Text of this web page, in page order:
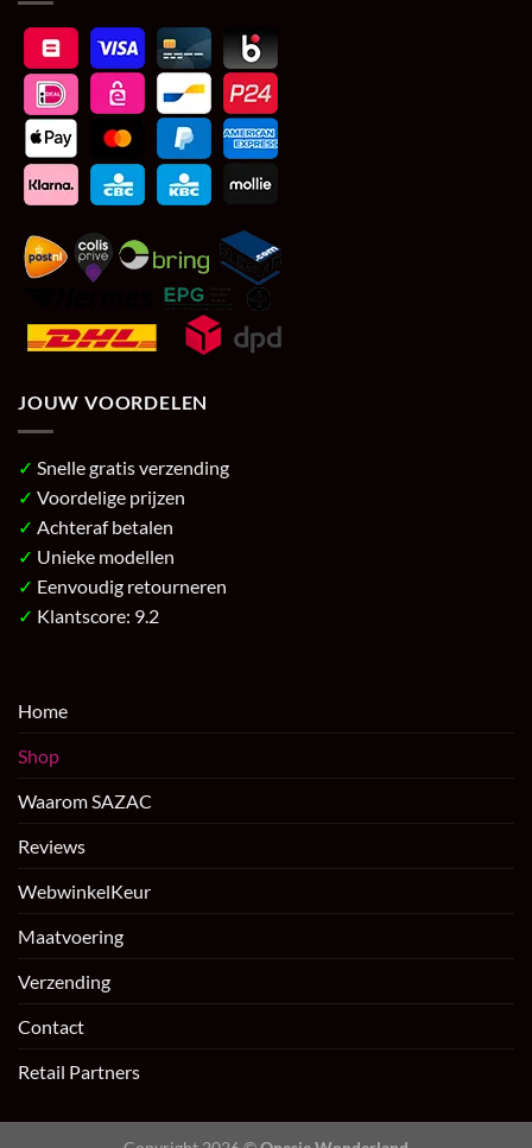
JOUW VOORDELEN
✓ Snelle gratis verzending
✓ Voordelige prijzen
✓ Achteraf betalen
✓ Unieke modellen
✓ Eenvoudig retourneren
✓ Klantscore: 9.2
Home
Shop
Waarom SAZAC
Reviews
WebwinkelKeur
Maatvoering
Verzending
Contact
Retail Partners